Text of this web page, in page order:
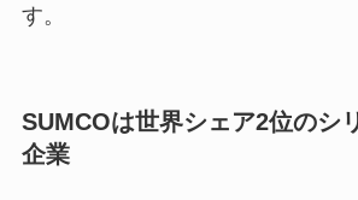
す。
SUMCOは世界シェア2位のシ
企業